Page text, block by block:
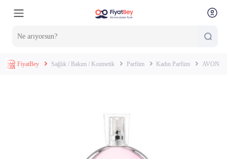
FiyatBey Sağlık / Bakım / Kozmetik Parfüm Kadın Parfüm AVON